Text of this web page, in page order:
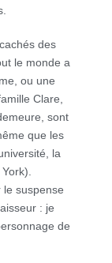
des
le monde a
ou une
Clare,
sont
que les
la
le suspense
: je
de